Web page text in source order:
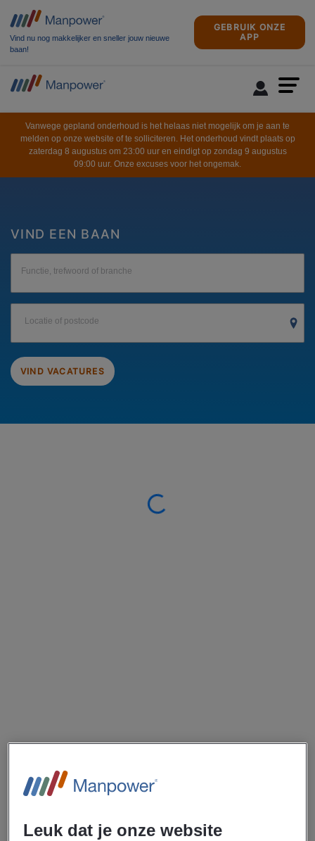
Vind nu nog makkelijker en sneller jouw nieuwe
baan!
GEBRUIK ONZE
APP
Vanwege gepland onderhoud is het helaas niet mogelijk om je aan te
melden op onze website of te solliciteren. Het onderhoud vindt plaats op
zaterdag 8 augustus om 23:00 uur en eindigt op zondag 9 augustus
09:00 uur. Onze excuses voor het ongemak.
VIND EEN BAAN
Functie, trefwoord of branche
Locatie of postcode
VIND VACATURES
Loading...
Leuk dat je onze website